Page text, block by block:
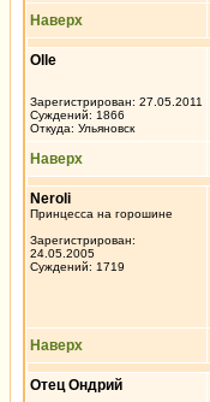
Наверх
Olle
Зарегистрирован: 27.05.2011
Суждений: 1866
Откуда: Ульяновск
Наверх
Neroli
Принцесса на горошине
Зарегистрирован:
24.05.2005
Суждений: 1719
Наверх
Отец Ондрий